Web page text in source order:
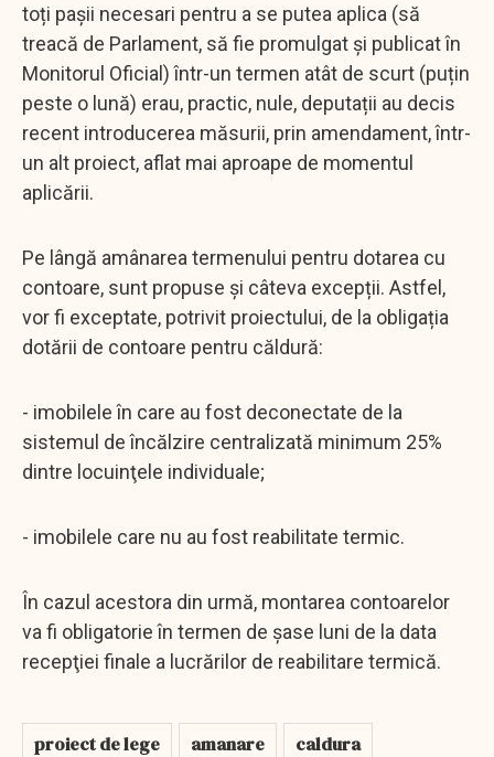
toți pașii necesari pentru a se putea aplica (să
treacă de Parlament, să fie promulgat și publicat în
Monitorul Oficial) într-un termen atât de scurt (puțin
peste o lună) erau, practic, nule, deputații au decis
recent introducerea măsurii, prin amendament, într-
un alt proiect, aflat mai aproape de momentul
aplicării.
Pe lângă amânarea termenului pentru dotarea cu
contoare, sunt propuse și câteva excepții. Astfel,
vor fi exceptate, potrivit proiectului, de la obligația
dotării de contoare pentru căldură:
- imobilele în care au fost deconectate de la
sistemul de încălzire centralizată minimum 25%
dintre locuinţele individuale;
- imobilele care nu au fost reabilitate termic.
În cazul acestora din urmă, montarea contoarelor
va fi obligatorie în termen de șase luni de la data
recepţiei finale a lucrărilor de reabilitare termică.
proiect de lege amanare
caldura